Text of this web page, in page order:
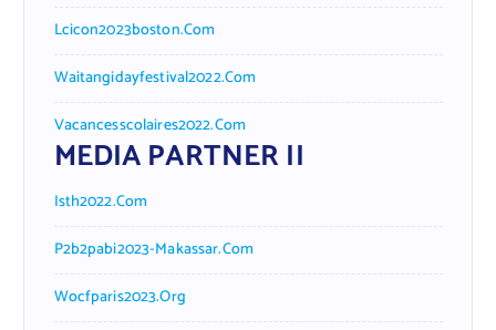
Lcicon2023boston.com
Waitangidayfestival2022.com
Vacancesscolaires2022.com
MEDIA PARTNER II
Isth2022.com
P2b2pabi2023-Makassar.com
Wocfparis2023.org